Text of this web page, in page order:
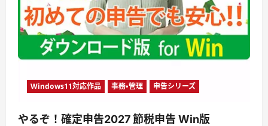
Windows11対応作品 事務・管理 申告シリーズ
やるぞ！確定申告2027 節税申告 Win版